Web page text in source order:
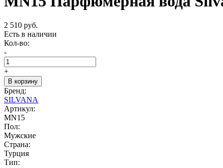
2 510 руб.
Есть в наличии
Кол-во:
-
+
В корзину
Бренд:
SILVANA
Артикул:
MN15
Пол:
Мужские
Страна:
Турция
Тип: